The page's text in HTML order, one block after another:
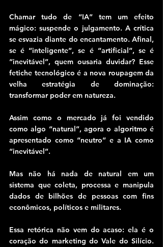
Chamar tudo de “IA” tem um efeito
mágico: suspende o julgamento. A crítica
se esvazia diante do encantamento. Afinal,
se é “inteligente”, se é “artificial”, se é
“inevitável”, quem ousaria duvidar? Esse
fetiche tecnológico é a nova roupagem da
velha estratégia de dominação:
transformar poder em natureza.
Assim como o mercado já foi vendido
como algo “natural”, agora o algoritmo é
apresentado como “neutro” e a IA como
“inevitável”.
Mas não há nada de natural em um
sistema que coleta, processa e manipula
dados de bilhões de pessoas com fins
econômicos, políticos e militares.
Essa retórica não vem do acaso: ela é o
coração do marketing do Vale do Silício.